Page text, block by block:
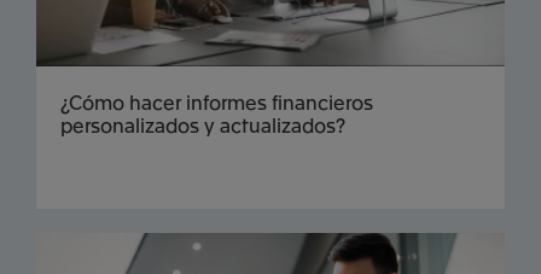
¿Cómo hacer informes financieros
personalizados y actualizados?